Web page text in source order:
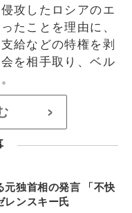
攻したロシアのエ
たことを理由に、
給などの特権を剥
を相手取り、ベル
>
元独首相の発言 「不快
レンスキー氏